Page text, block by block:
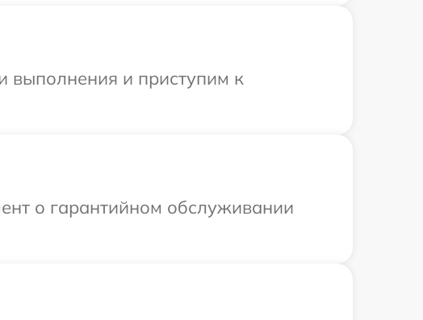
выполнения и приступим к
о гарантийном обслуживании